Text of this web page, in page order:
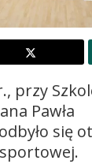
przy
Pawła
się